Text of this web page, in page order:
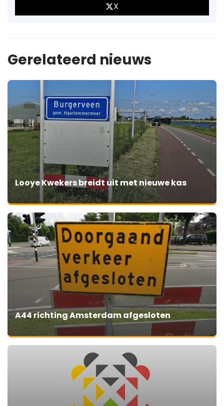
X
Gerelateerd nieuws
Looye Kwekers breidt uit met nieuwe kas
A44 richting Amsterdam afgesloten